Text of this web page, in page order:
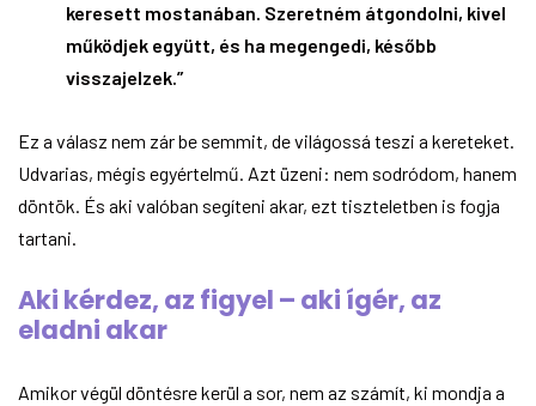
keresett mostanában. Szeretném átgondolni, kivel
működjek együtt, és ha megengedi, később
visszajelzek.”
Ez a válasz nem zár be semmit, de világossá teszi a kereteket.
Udvarias, mégis egyértelmű. Azt üzeni: nem sodródom, hanem
döntök. És aki valóban segíteni akar, ezt tiszteletben is fogja
tartani.
Aki kérdez, az figyel – aki ígér, az
eladni akar
Amikor végül döntésre kerül a sor, nem az számít, ki mondja a